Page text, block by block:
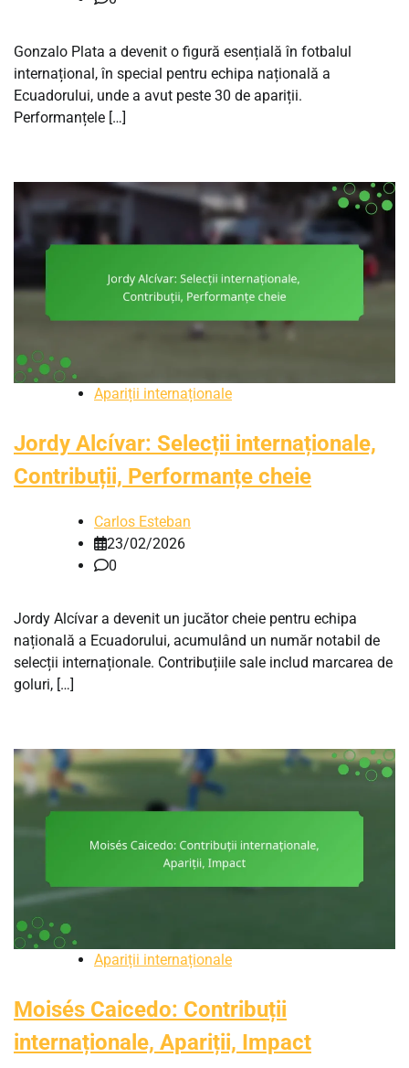
Gonzalo Plata a devenit o figură esențială în fotbalul
internațional, în special pentru echipa națională a
Ecuadorului, unde a avut peste 30 de apariții.
Performanțele […]
Apariții internaționale
Jordy Alcívar: Selecții internaționale,
Contribuții, Performanțe cheie
Carlos Esteban
23/02/2026
0
Jordy Alcívar a devenit un jucător cheie pentru echipa
națională a Ecuadorului, acumulând un număr notabil de
selecții internaționale. Contribuțiile sale includ marcarea de
goluri, […]
Apariții internaționale
Moisés Caicedo: Contribuții
internaționale, Apariții, Impact